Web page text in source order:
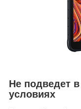
Не подведет
условиях